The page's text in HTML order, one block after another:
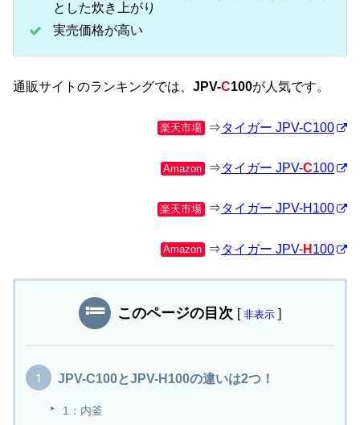
とした炊き上がり
実売価格が高い
通販サイトのランキングでは、 JPV-C100が人気です。
楽天市場 ⇒タイガー JPV-C100
Amazon ⇒タイガー JPV-C100
楽天市場 ⇒タイガー JPV-H100
Amazon ⇒タイガー JPV-H 100
このページの目次 [ 非表示 ]
JPV-C100とJPV-H100の違いは2つ！
1：内釜